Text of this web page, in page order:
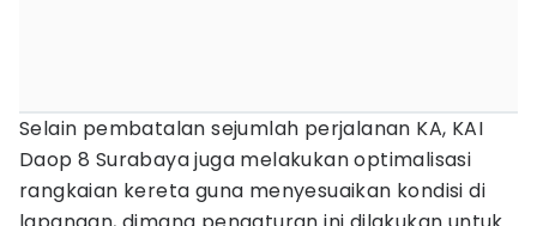
Selain pembatalan sejumlah perjalanan KA, KAI
Daop 8 Surabaya juga melakukan optimalisasi
rangkaian kereta guna menyesuaikan kondisi di